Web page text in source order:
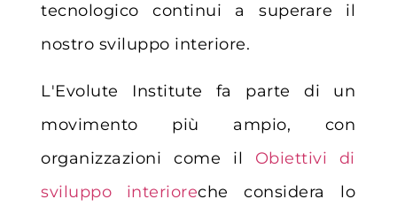
tecnologico continui a superare il
nostro sviluppo interiore.
L'Evolute Institute fa parte di un
movimento più ampio, con
organizzazioni come il Obiettivi di
sviluppo interioreche considera lo